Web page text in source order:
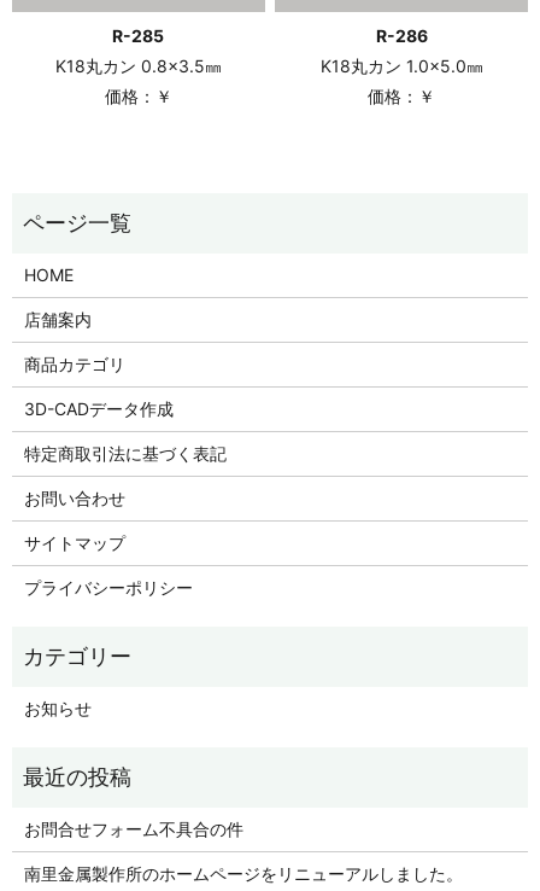
R-285
K18丸カン 0.8×3.5㎜
価格：￥
R-286
K18丸カン 1.0×5.0㎜
価格：￥
HOME
店舗案内
商品カテゴリ
3D-CADデータ作成
特定商取引法に基づく表記
お問い合わせ
サイトマップ
プライバシーポリシー
お知らせ
お問合せフォーム不具合の件
南里金属製作所のホームページをリニューアルしました。